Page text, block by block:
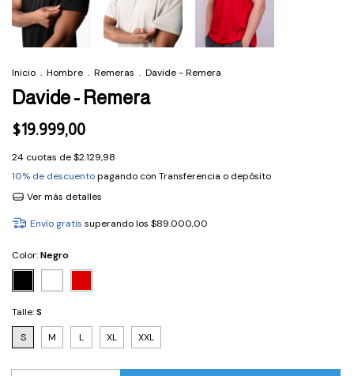
Inicio . Hombre . Remeras . Davide - Remera
Davide - Remera
$19.999,00
24 cuotas de$2.129,98
10% de descuentopagando con Transferencia o depósito
Ver más detalles
Envío gratis superando los $89.000,00
Color:Negro
Talle:S
S
M L XL XXL